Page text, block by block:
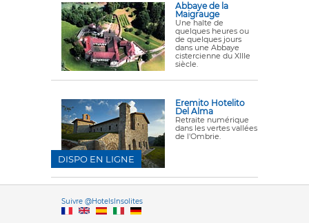
Abbaye de la
Maigrauge
Une halte de
quelques heures ou
de quelques jours
dans une Abbaye
cistercienne du XIIIe
siècle.
Eremito Hotelito
Del Alma
Retraite numérique
dans les vertes vallées
de l'Ombrie.
DISPO EN LIGNE
Suivre @HotelsInsolitesVersione